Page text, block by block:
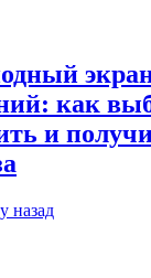
как
и
назад